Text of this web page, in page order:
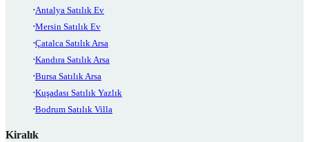
Antalya Satılık Ev
Mersin Satılık Ev
Çatalca Satılık Arsa
Kandıra Satılık Arsa
Bursa Satılık Arsa
Kuşadası Satılık Yazlık
Bodrum Satılık Villa
Kiralık